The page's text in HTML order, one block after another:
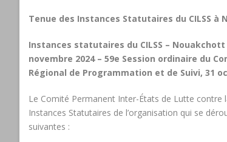
Tenue des Instances Statutaires du CILSS
Instances statutaires du CILSS –
novembre 2024 – 59e Session ordinaire du
Régional de Programmation et de Suivi, 31
Le Comité Permanent Inter-États de Lutte contre
Instances Statutaires de l’organisation qui se
suivantes :